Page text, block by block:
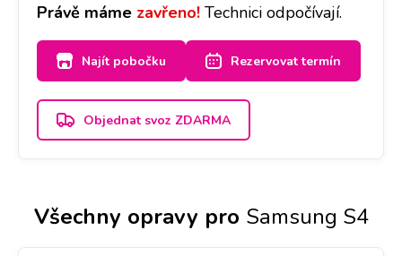
Právě máme zavřeno! Technici odpočívají.
Najít pobočku Rezervovat termín
Objednat svoz ZDARMA
Všechny opravy pro Samsung S4